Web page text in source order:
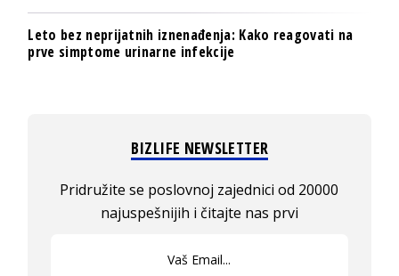
Leto bez neprijatnih iznenađenja: Kako reagovati na
prve simptome urinarne infekcije
BIZLIFE NEWSLETTER
Pridružite se poslovnoj zajednici od 20000
najuspešnijih i čitajte nas prvi